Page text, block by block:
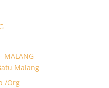
MALANG
Malang
/Org